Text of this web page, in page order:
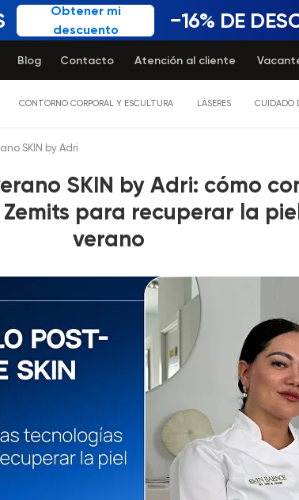
Obtener mi
descuento
−16% DE
Contacto
Blog Atención al cliente
CONTORNO CORPORAL Y ESCULTURA LÁSERES CUIDADO
SKIN by Adri
SKIN by Adri: cómo
para recuperar la
verano